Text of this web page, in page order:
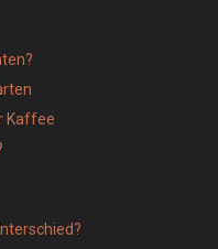
Kaffee